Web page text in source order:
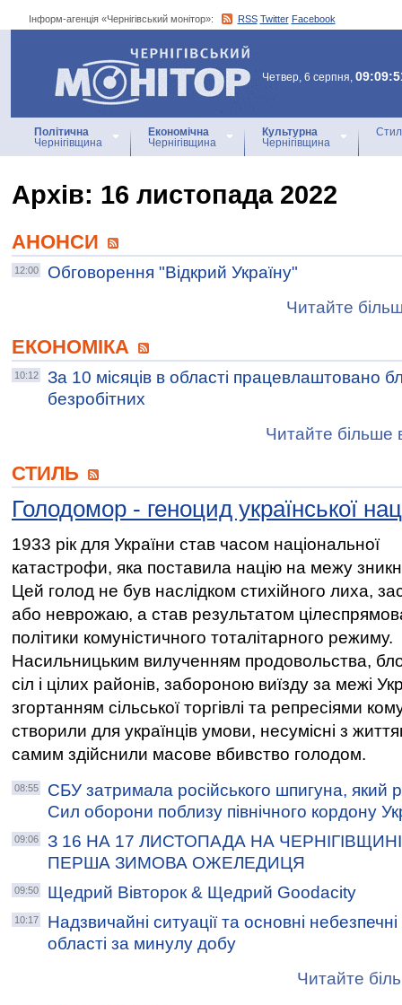
Інформ-агенція «Чернігівський монітор»: RSS Twitter Facebook
Інформ-агенція
«Чернігівський монітор»
Четвер, 6 серпня,
Політична
Чернігівщина
Економічна
Чернігівщина
Культурна
Чернігівщина
Архiв: 16 листопада 2022
АНОНСИ
12:00
Обговорення "Відкрий Україну"
Читайте
ЕКОНОМІКА
10:12
За 10 місяців в області працевлаштовано
безробітних
Читайте більше
СТИЛЬ
Голодомор - геноцид української
1933 рік для України став часом національної
катастрофи, яка поставила націю на межу
Цей голод не був наслідком стихійного лиха,
або неврожаю, а став результатом
політики комуністичного тоталітарного режиму.
Насильницьким вилученням продовольства,
сіл і цілих районів, забороною виїзду за межі
згортанням сільської торгівлі та репресіями
створили для українців умови, несумісні з
самим здійснили масове вбивство голодом.
08:55
СБУ затримала російського шпигуна, який
Сил оборони поблизу північного кордону
09:06
З 16 НА 17 ЛИСТОПАДА НА
ПЕРША ЗИМОВА ОЖЕЛЕДИЦЯ
09:50 Щедрий Вівторок & Щедрий Goodacity
10:17
Надзвичайні ситуації та основні небезпечні
області за минулу добу
Читайте